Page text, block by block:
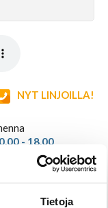
Tietoja
NYT LINJOILLA!
- 18.00